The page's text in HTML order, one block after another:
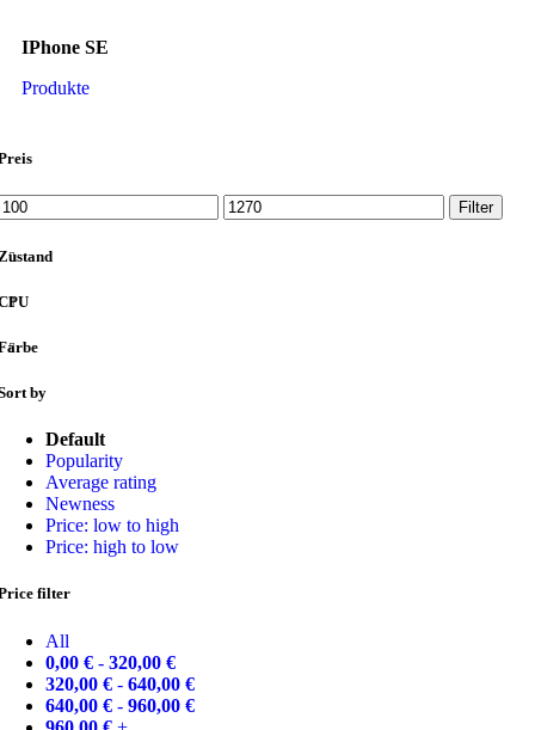
IPhone SE
Produkte
Max.
Preis
Filter
by
Default
Popularity
Average rating
Newness
Price: low to high
Price: high to low
filter
All
0,00 € - 320,00 €
320,00 € - 640,00 €
640,00 € - 960,00 €